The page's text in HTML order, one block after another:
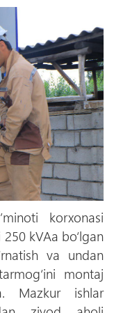
korxonasi
kVAa bo‘lgan
va undan
montaj
Mazkur ishlar